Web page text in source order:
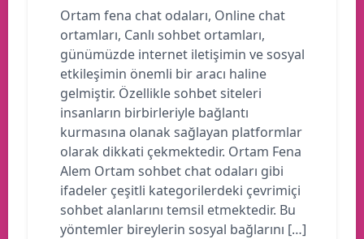
Ortam fena chat odaları, Online chat
ortamları, Canlı sohbet ortamları,
günümüzde internet iletişimin ve sosyal
etkileşimin önemli bir aracı haline
gelmiştir. Özellikle sohbet siteleri
insanların birbirleriyle bağlantı
kurmasına olanak sağlayan platformlar
olarak dikkati çekmektedir. Ortam Fena
Alem Ortam sohbet chat odaları gibi
ifadeler çeşitli kategorilerdeki çevrimiçi
sohbet alanlarını temsil etmektedir. Bu
yöntemler bireylerin sosyal bağlarını […]